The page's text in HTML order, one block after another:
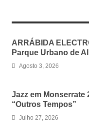
ARRÁBIDA
Parque Urbano de
Agosto 3, 2026
Jazz em Monserrate
“Outros Tempos”
Julho 27, 2026